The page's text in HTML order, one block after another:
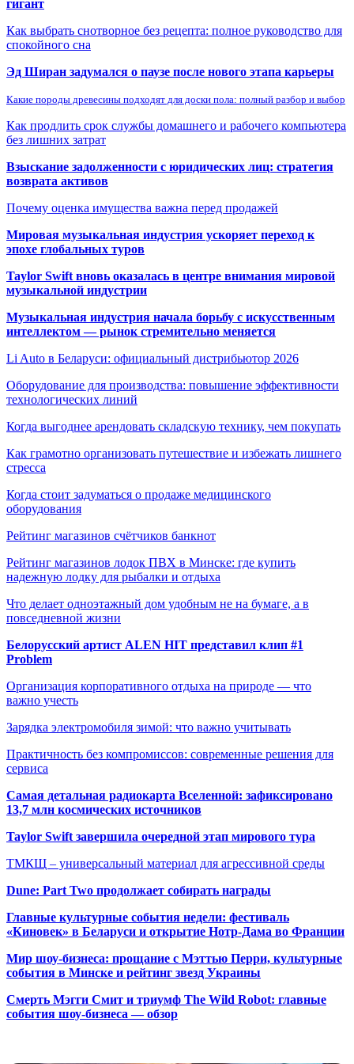
гигант
Как выбрать снотворное без рецепта: полное руководство для
спокойного сна
Эд Ширан задумался о паузе после нового этапа карьеры
Какие породы древесины подходят для доски пола: полный разбор и выбор
Как продлить срок службы домашнего и рабочего компьютера
без лишних затрат
Взыскание задолженности с юридических лиц: стратегия
возврата активов
Почему оценка имущества важна перед продажей
Мировая музыкальная индустрия ускоряет переход к
эпохе глобальных туров
Taylor Swift вновь оказалась в центре внимания мировой
музыкальной индустрии
Музыкальная индустрия начала борьбу с искусственным
интеллектом — рынок стремительно меняется
Li Auto в Беларуси: официальный дистрибьютор 2026
Оборудование для производства: повышение эффективности
технологических линий
Когда выгоднее арендовать складскую технику, чем покупать
Как грамотно организовать путешествие и избежать лишнего
стресса
Когда стоит задуматься о продаже медицинского
оборудования
Рейтинг магазинов счётчиков банкнот
Рейтинг магазинов лодок ПВХ в Минске: где купить
надежную лодку для рыбалки и отдыха
Что делает одноэтажный дом удобным не на бумаге, а в
повседневной жизни
Белорусский артист ALEN HIT представил клип #1
Problem
Организация корпоративного отдыха на природе — что
важно учесть
Зарядка электромобиля зимой: что важно учитывать
Практичность без компромиссов: современные решения для
сервиса
Самая детальная радиокарта Вселенной: зафиксировано
13,7 млн космических источников
Taylor Swift завершила очередной этап мирового тура
ТМКЩ – универсальный материал для агрессивной среды
Dune: Part Two продолжает собирать награды
Главные культурные события недели: фестиваль
«Киновек» в Беларуси и открытие Нотр-Дама во Франции
Мир шоу-бизнеса: прощание с Мэттью Перри, культурные
события в Минске и рейтинг звезд Украины
Смерть Мэгги Смит и триумф The Wild Robot: главные
события шоу-бизнеса — обзор